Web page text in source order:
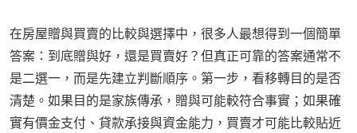
在房屋贈與買賣的比較與選擇中，很多人最想得到一個簡單
答案：到底贈與好，還是買賣好？但真正可靠的答案通常不
是二選一，而是先建立判斷順序。第一步，看移轉目的是否
清楚。如果目的是家族傳承，贈與可能較符合事實；如果確
實有價金支付、貸款承接與資金能力，買賣才可能比較貼近